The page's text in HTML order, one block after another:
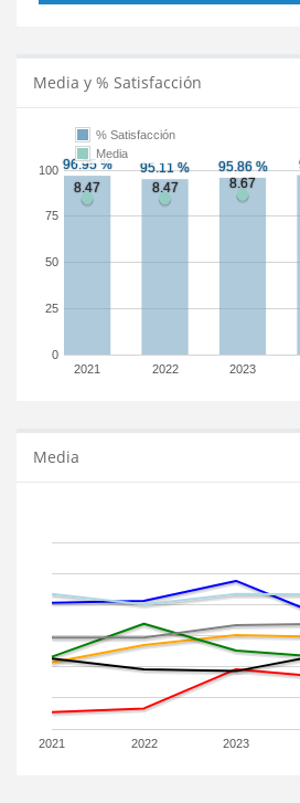
Media y % Satisfacción
2021 2022 2023
0
25
50
75
100
% Satisfacción
Media
Media
2021 2022 2023